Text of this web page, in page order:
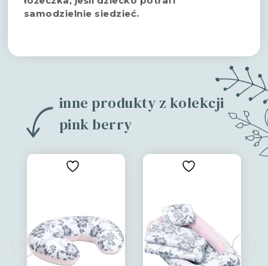
samodzielnie siedzieć.
inne produkty z kolekcji
pink berry